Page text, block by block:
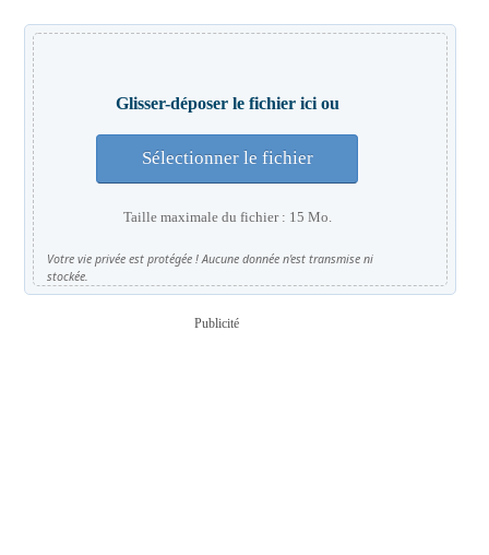
Glisser-déposer le fichier ici ou
Sélectionner le fichier
Taille maximale du fichier : 15 Mo.
Votre vie privée est protégée ! Aucune donnée n'est transmise ni
stockée.
Publicité